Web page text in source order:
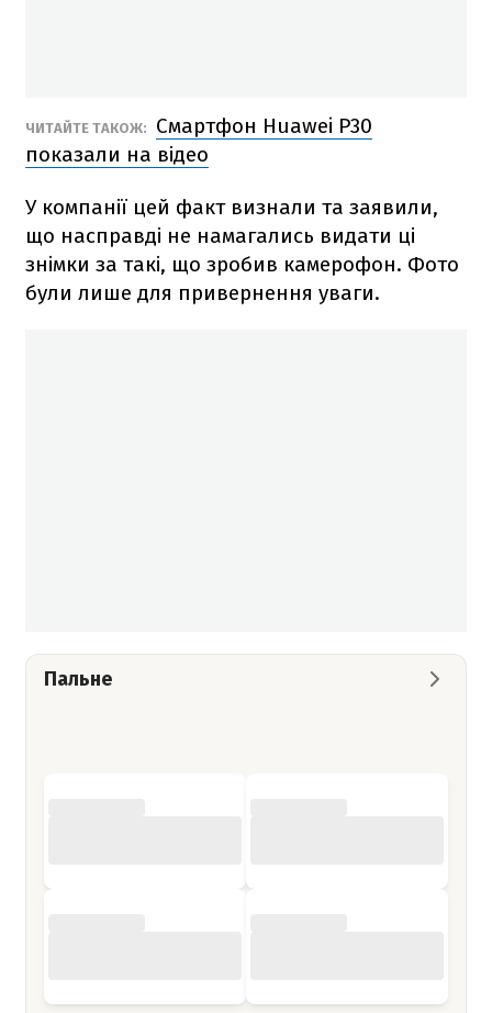
ЧИТАЙТЕ ТАКОЖ:
Смартфон Huawei P30
показали на відео
У компанії цей факт визнали та заявили,
що насправді не намагались видати ці
знімки за такі, що зробив камерофон. Фото
були лише для привернення уваги.
Пальне